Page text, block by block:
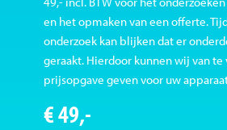
en het opmaken van een offerte.
onderzoek kan blijken dat er
geraakt. Hierdoor kunnen wij van te
prijsopgave geven voor uw
€ 49,-